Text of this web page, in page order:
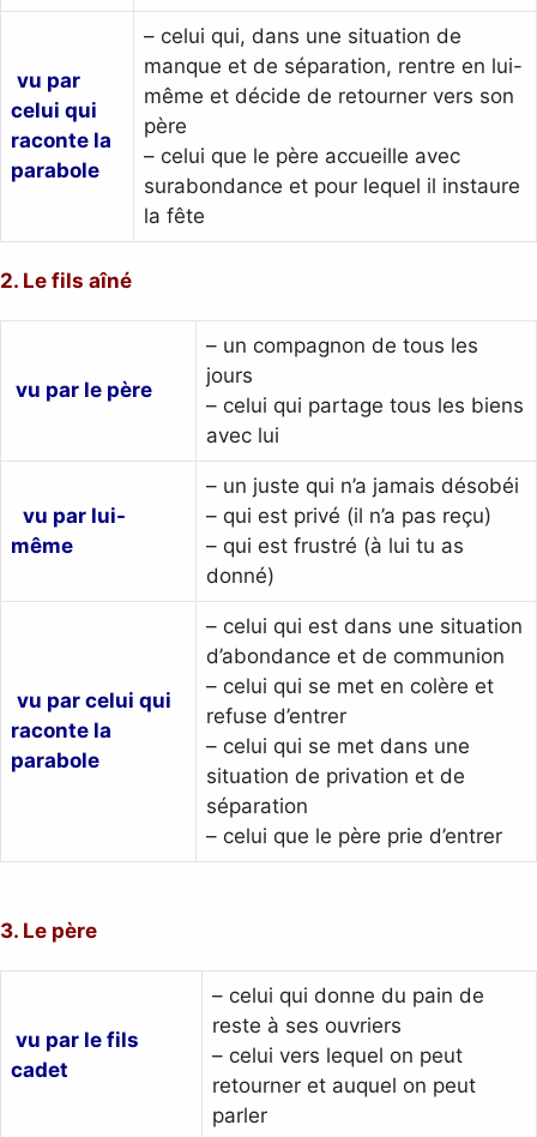
vu par
celui qui
raconte la
parabole
– celui qui, dans une situation de
manque et de séparation, rentre en lui-
même et décide de retourner vers son
père
– celui que le père accueille avec
surabondance et pour lequel il instaure
la fête
2. Le fils aîné
vu par le père
– un compagnon de tous les
jours
– celui qui partage tous les biens
avec lui
vu par lui-
même
– un juste qui n’a jamais désobéi
– qui est privé (il n’a pas reçu)
– qui est frustré (à lui tu as
donné)
vu par celui qui
raconte la
parabole
– celui qui est dans une situation
d’abondance et de communion
– celui qui se met en colère et
refuse d’entrer
– celui qui se met dans une
situation de privation et de
séparation
– celui que le père prie d’entrer
3. Le père
vu par le fils
cadet
– celui qui donne du pain de
reste à ses ouvriers
– celui vers lequel on peut
retourner et auquel on peut
parler